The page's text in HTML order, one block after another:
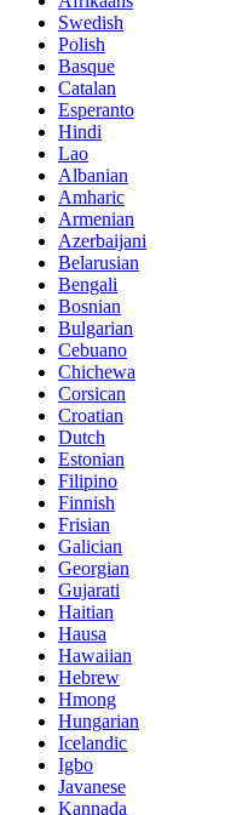
Swedish
Polish
Basque
Catalan
Esperanto
Hindi
Lao
Albanian
Amharic
Armenian
Azerbaijani
Belarusian
Bengali
Bosnian
Bulgarian
Cebuano
Chichewa
Corsican
Croatian
Dutch
Estonian
Filipino
Finnish
Frisian
Galician
Georgian
Gujarati
Haitian
Hausa
Hawaiian
Hebrew
Hmong
Hungarian
Icelandic
Igbo
Javanese
Kannada